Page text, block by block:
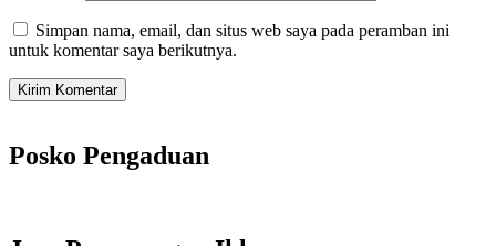
Simpan nama, email, dan situs web saya pada peramban ini
untuk komentar saya berikutnya.
Posko Pengaduan